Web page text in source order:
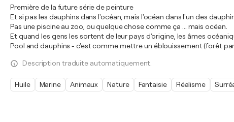
Première de la future série de peinture
Et si pas les dauphins dans l'océan, mais l'océan dans l'un des
Pas une piscine au zoo, ou quelque chose comme ça ... mais océan.
Et quand les gens les sortent de leur pays d'origine, les âmes
Pool and dauphins - c'est comme mettre un éblouissement (forêt
Description traduite automatiquement.
Huile Marine Animaux Nature Fantaisie Réalisme